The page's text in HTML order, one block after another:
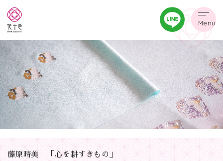
Menu
藤原晴美 「心を耕すきもの」